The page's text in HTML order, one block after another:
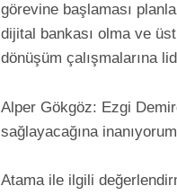
görevine başlaması
dijital bankası olma ve
dönüşüm çalışmalarına
Alper Gökgöz: Ezgi
sağlayacağına
Atama ile ilgili